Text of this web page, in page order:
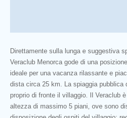
Direttamente sulla lunga e suggestiva
Veraclub Menorca gode di una
ideale per una vacanza rilassante e
dista circa 25 km. La spiaggia pubblica
proprio di fronte il villaggio. Il Veraclub
altezza di massimo 5 piani, ove sono